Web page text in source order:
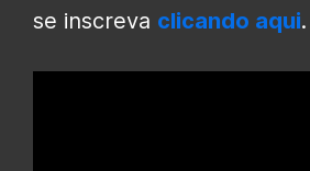
se inscreva clicando aqui.